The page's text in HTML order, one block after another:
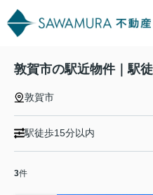
敦賀市の駅近物件｜駅
敦賀市
駅徒歩15分以内
3件